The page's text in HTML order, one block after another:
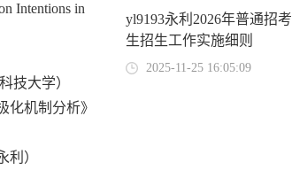
Intentions in
技大学）
机制分析》
利）
yl9193永利2026年普通招
生招生工作实施细则
2025-11-25 16:05:09